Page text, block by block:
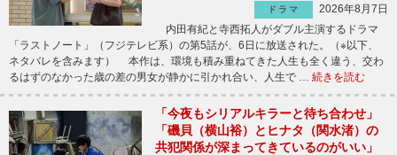
ドラマ
2026年8月7日
内田有紀と寺西拓人がダブル主演するドラマ
「ラストノート」（フジテレビ系）の第5話が、6日に放送された。（※以下、
ネタバレを含みます） 本作は、環境も積み重ねてきた人生も全く違う、交わ
るはずのなかった歳の差の男女が静かに引かれ合い、人生で … 続きを読む
「今夜もシリアルキラーと待ち合わせ」
「磯貝（横山裕）とヒナタ（関水渚）の
共犯関係が深まってきているのがいい」